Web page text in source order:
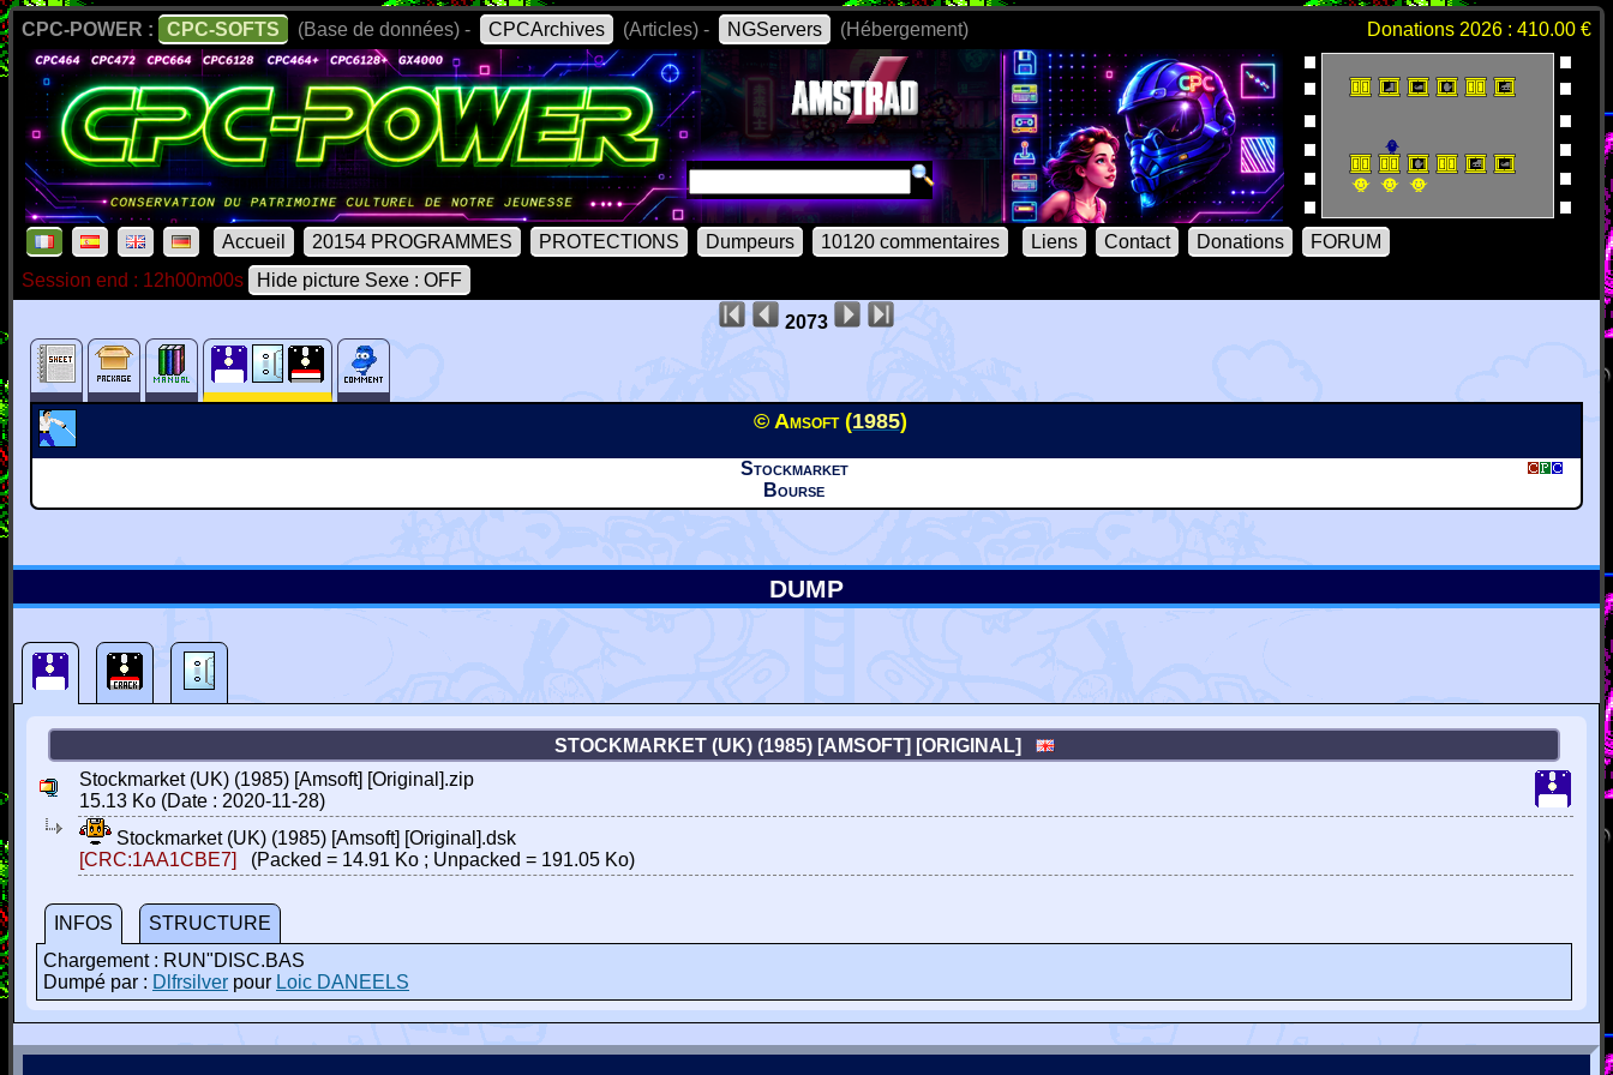
CPC-POWER : CPC-SOFTS (Base de données) - CPCArchives (Articles) - NGServers (Hébergement) Donations 2026 : 410.00 €
Accueil 20154 PROGRAMMES PROTECTIONS Dumpeurs 10120 commentaires Liens Contact Donations
FORUM
Session end : 12h00m00s
Hide picture Sexe : OFF
2073
© Amsoft (1985)
Stockmarket
Bourse
DUMP
STOCKMARKET (UK) (1985) [AMSOFT] [ORIGINAL]
Stockmarket (UK) (1985) [Amsoft] [Original].zip
15.13 Ko (Date : 2020-11-28)
Stockmarket (UK) (1985) [Amsoft] [Original].dsk
[CRC:1AA1CBE7]
(Packed = 14.91 Ko ; Unpacked = 191.05 Ko)
INFOS
STRUCTURE
Chargement : RUN"DISC.BAS
Dumpé par : Dlfrsilver pour Loic DANEELS